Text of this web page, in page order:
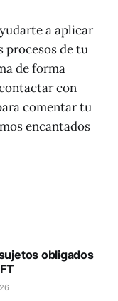
a aplicar
procesos de tu
de forma
con
comentar tu
encantados
obligados